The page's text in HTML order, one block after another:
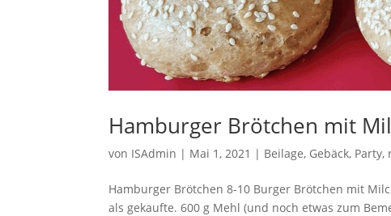
Hamburger Brötchen mit
von ISAdmin | Mai 1, 2021 | Beilage, Gebäck, Party,
Hamburger Brötchen 8-10 Burger Brötchen mit
als gekaufte. 600 g Mehl (und noch etwas zum